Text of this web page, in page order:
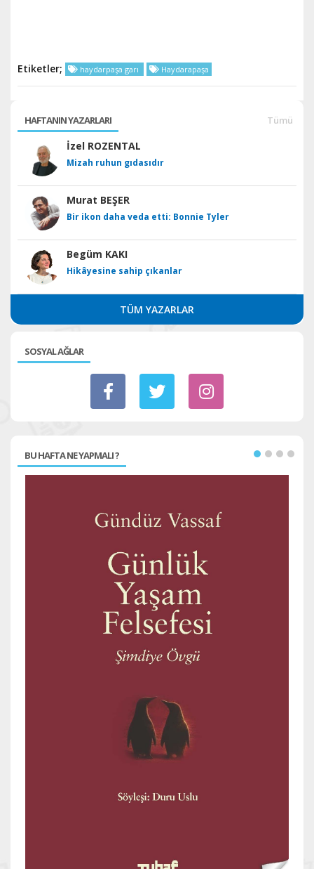
Etiketler; haydarpaşa garı Haydarapaşa
HAFTANIN YAZARLARI Tümü
İzel ROZENTAL
Mizah ruhun gıdasıdır
Murat BEŞER
Bir ikon daha veda etti: Bonnie Tyler
Begüm KAKI
Hikâyesine sahip çıkanlar
TÜM YAZARLAR
SOSYAL AĞLAR
BU HAFTA NE YAPMALI ?